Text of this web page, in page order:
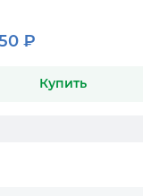
₽
Купить